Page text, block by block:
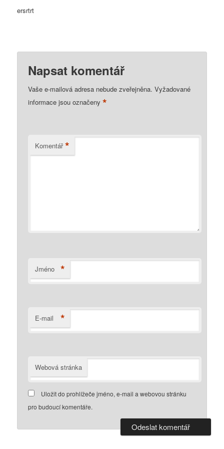
ersrtrt
Napsat komentář
Vaše e-mailová adresa nebude zveřejněna. Vyžadované
informace jsou označeny*
Komentář *
Jméno *
E-mail *
Webová stránka
Uložit do prohlížeče jméno, e-mail a webovou stránku
pro budoucí komentáře.